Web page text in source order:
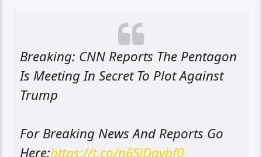
Breaking: CNN Reports The Pentagon
Is Meeting In Secret To Plot Against
Trump
For Breaking News And Reports Go
Here:https://t.co/n6SlDavbf0